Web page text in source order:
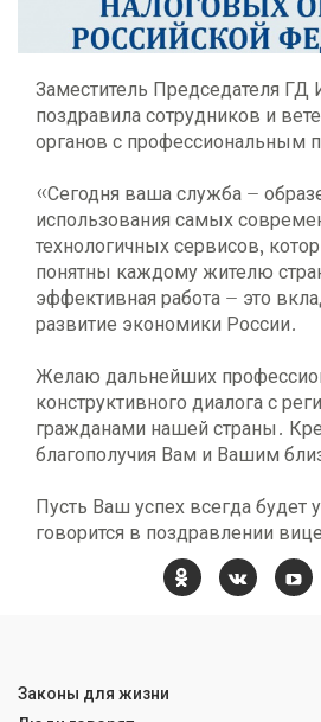
Заместитель Председателя ГД
поздравила сотрудников и
органов с профессиональным
«Сегодня ваша служба –
использования самых
технологичных сервисов,
понятны каждому жителю
эффективная работа – это
развитие экономики России.
Желаю дальнейших
конструктивного диалога с
гражданами нашей страны.
благополучия Вам и Вашим
Пусть Ваш успех всегда будет
говорится в поздравлении
Законы для жизни